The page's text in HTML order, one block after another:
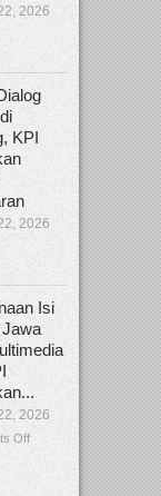
2026
KPI
2026
Isi
2026
Off